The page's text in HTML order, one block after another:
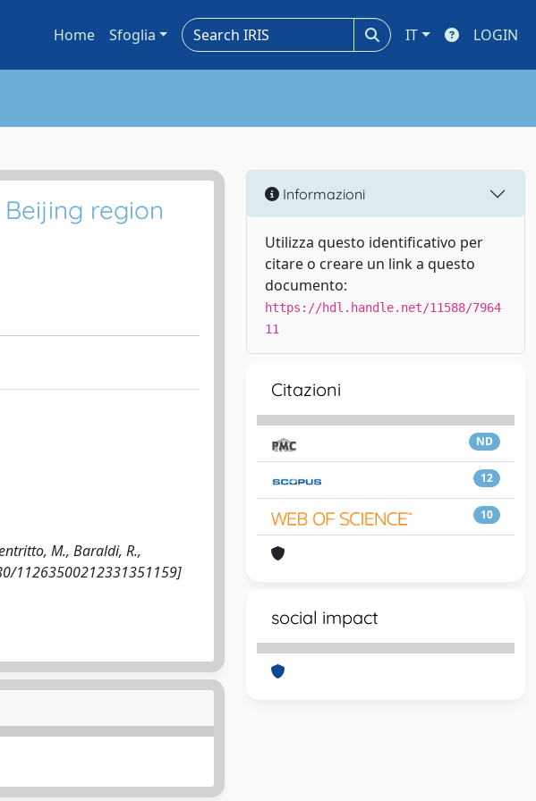
Home Sfoglia IT LOGIN
region
M., Baraldi, R.,
11263500212331351159]
Informazioni
Utilizza questo identificativo per
citare o creare un link a questo
documento:
https://hdl.handle.net/11588/7964
11
Citazioni
ND
12
10
social impact